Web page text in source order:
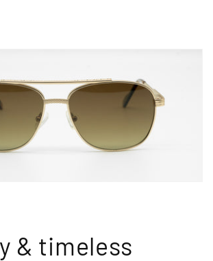
& timeless